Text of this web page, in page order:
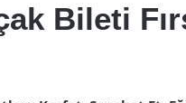
Bileti